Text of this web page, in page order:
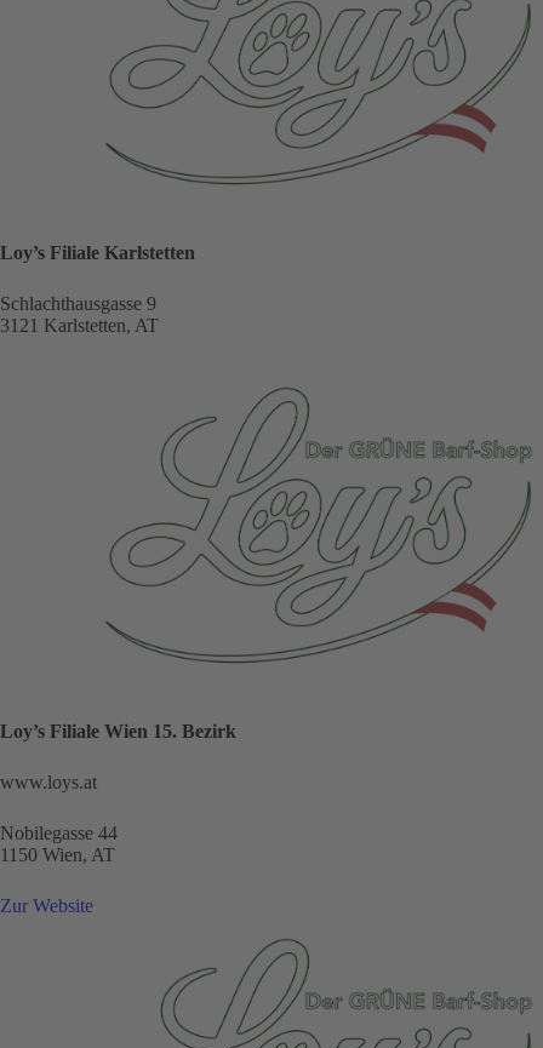
Loy’s Filiale Karlstetten
Schlachthausgasse 9
3121 Karlstetten, AT
Loy’s Filiale Wien 15. Bezirk
www.loys.at
Nobilegasse 44
1150 Wien, AT
Zur Website